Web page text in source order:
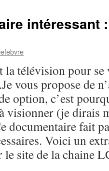
intéressant :
la télévision pour se
vous propose de
option, c’est
visionner (je dirais
documentaire fait
Voici un
le site de la chaine